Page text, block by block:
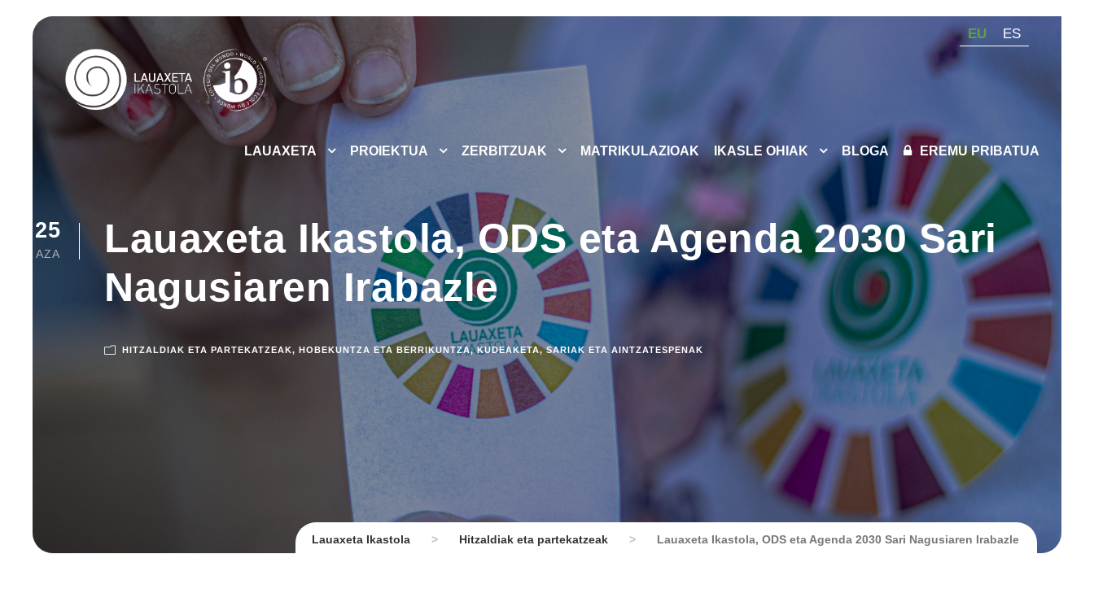
EU ES
LAUAXETA PROIEKTUA ZERBITZUAK MATRIKULAZIOAK IKASLE OHIAK BLOGA EREMU PRIBATUA
25
AZA
Lauaxeta Ikastola, ODS eta Agenda 2030 Sari
Nagusiaren Irabazle
HITZALDIAK ETA PARTEKATZEAK, HOBEKUNTZA ETA BERRIKUNTZA, KUDEAKETA, SARIAK ETA AINTZATESPENAK
Lauaxeta Ikastola > Hitzaldiak eta partekatzeak > Lauaxeta Ikastola, ODS eta Agenda 2030 Sari Nagusiaren Irabazle